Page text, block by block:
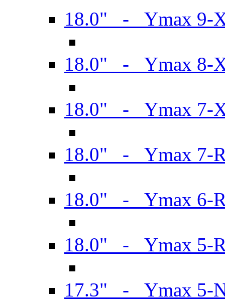
18.0" - Ymax 9-
18.0" - Ymax 8-
18.0" - Ymax 7-
18.0" - Ymax 7-
18.0" - Ymax 6-
18.0" - Ymax 5-
17.3" - Ymax 5-